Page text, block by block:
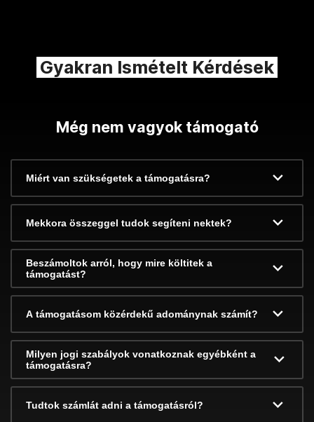
Gyakran Ismételt Kérdések
Még nem vagyok támogató
Miért van szükségetek a támogatásra?
Mekkora összeggel tudok segíteni nektek?
Beszámoltok arról, hogy mire költitek a
támogatást?
A támogatásom közérdekű adománynak számít?
Milyen jogi szabályok vonatkoznak egyébként a
támogatásra?
Tudtok számlát adni a támogatásról?